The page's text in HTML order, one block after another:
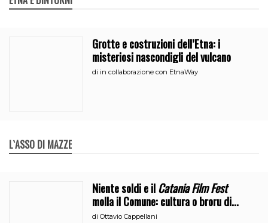
Grotte e costruzioni dell’Etna: i
misteriosi nascondigli del vulcano
di in collaborazione con EtnaWay
L`ASSO DI MAZZE
Niente soldi e ilCatania Film Fest
molla il Comune: cultura o broru di
ciciri?
diOttavio Cappellani